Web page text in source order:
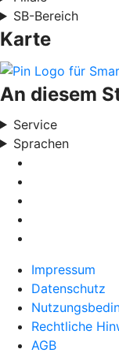
SB-Bereich
Karte
An diesem
Service
Sprachen
Impressum
Datenschutz
Rechtliche
AGB